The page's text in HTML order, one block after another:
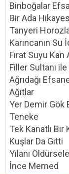
Binboğalar
Bir Ada
Tanyeri
Karıncanın Su
Fırat Suyu Kan
Filler Sultanı ile
Ağrıdağı
Ağıtlar
Yer Demir Gök
Teneke
Tek Kanatlı Bir
Kuşlar Da Gitti
Yılanı
İnce Memed